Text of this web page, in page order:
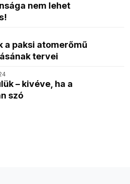
nem lehet
a paksi atomerőmű
tervei
– kivéve, ha a
szó